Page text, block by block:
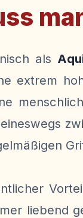
als
extrem
liebend